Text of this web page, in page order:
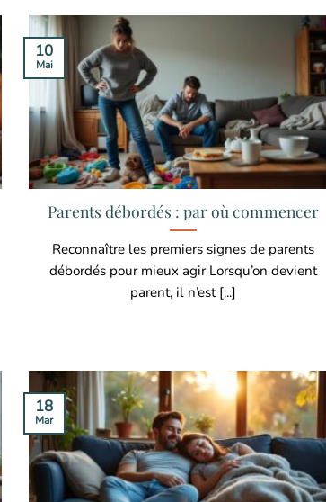
Parents débordés : par où commencer
Reconnaître les premiers signes de parents
débordés pour mieux agir Lorsqu’on devient
parent, il n’est [...]
10
Mai
18
Mar